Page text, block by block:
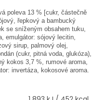
poleva 13 % [cukr, částečně
řepkový a bambucký
se sníženým obsahem tuku,
emulgátor: sójový lecitin,
sirup, palmový olej,
(cukr, pitná voda, glukóza),
kokos 3,7 %, rumové aroma,
invertáza, kokosové aroma.